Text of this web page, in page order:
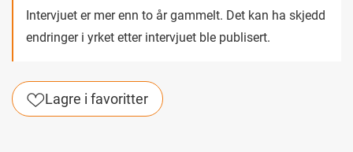
Intervjuet er mer enn to år gammelt. Det kan ha skjedd
endringer i yrket etter intervjuet ble publisert.
Lagre i favoritter